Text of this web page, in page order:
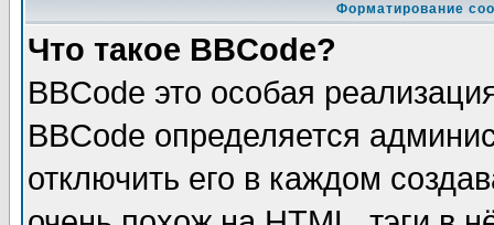
Форматирование
Что такое BBCode?
BBCode это особая
BBCode определяется
отключить его в каждом